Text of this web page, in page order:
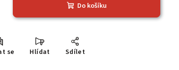
Do košíku
se Hlídat Sdílet